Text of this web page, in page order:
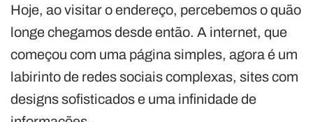
Hoje, ao visitar o endereço, percebemos o quão
longe chegamos desde então. A internet, que
começou com uma página simples, agora é um
labirinto de redes sociais complexas, sites com
designs sofisticados e uma infinidade de